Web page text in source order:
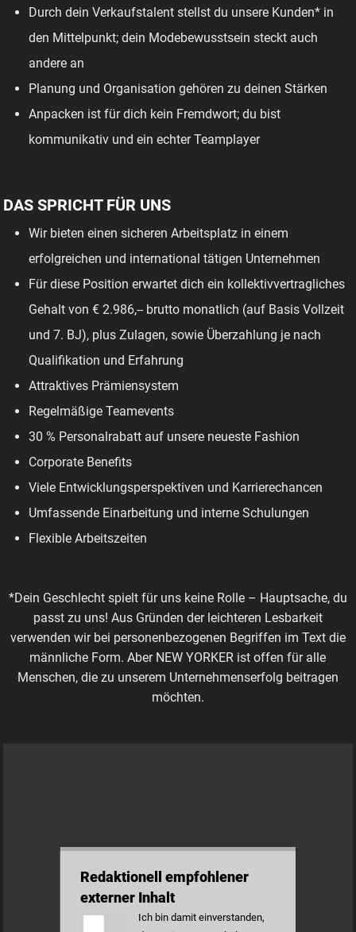
Durch dein Verkaufstalent stellst du unsere Kunden* in
den Mittelpunkt; dein Modebewusstsein steckt auch
andere an
Planung und Organisation gehören zu deinen Stärken
Anpacken ist für dich kein Fremdwort; du bist
kommunikativ und ein echter Teamplayer
DAS SPRICHT FÜR UNS
Wir bieten einen sicheren Arbeitsplatz in einem
erfolgreichen und international tätigen Unternehmen
Für diese Position erwartet dich ein kollektivvertragliches
Gehalt von € 2.986,-- brutto monatlich (auf Basis Vollzeit
und 7. BJ), plus Zulagen, sowie Überzahlung je nach
Qualifikation und Erfahrung
Attraktives Prämiensystem
Regelmäßige Teamevents
30 % Personalrabatt auf unsere neueste Fashion
Corporate Benefits
Viele Entwicklungsperspektiven und Karrierechancen
Umfassende Einarbeitung und interne Schulungen
Flexible Arbeitszeiten
*Dein Geschlecht spielt für uns keine Rolle – Hauptsache, du
passt zu uns! Aus Gründen der leichteren Lesbarkeit
verwenden wir bei personenbezogenen Begriffen im Text die
männliche Form. Aber NEW YORKER ist offen für alle
Menschen, die zu unserem Unternehmenserfolg beitragen
möchten.
Redaktionell empfohlener
externer Inhalt
Ich bin damit einverstanden,